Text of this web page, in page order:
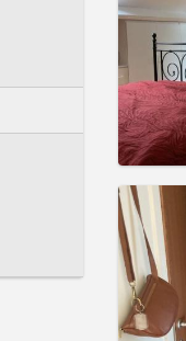
Huur:
Duur:
Huur:
Kosten:
Duur: